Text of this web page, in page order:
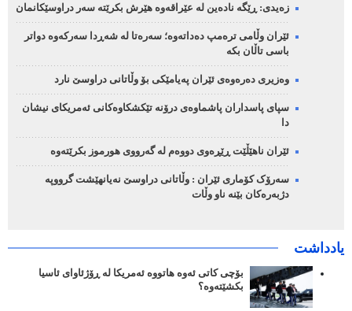
زەیدی: ڕێگە نادەین لە عێراقەوە هێرش بکرێتە سەر دراوسێکانمان
ئێران وڵامی ترەمپ دەداتەوە؛ سەرەتا لە شەڕدا سەرکەوە دواتر
باسی تاڵان بکە
وەزیری دەرەوەی ئێران پەیامێکی بۆ وڵاتانی دراوسێ نارد
سپای پاسداران پاشماوەی درۆنە تێکشکاوەکانی ئەمریکای نیشان
دا
ئێران ناهێڵێت ڕێڕەوی دووەم لە گەرووی هورموز بکرێتەوە
سەرۆک کۆماری ئێران : وڵاتانی دراوسێ نەیانهێشت گرووپە
دژبەرەکان بێنە ناو وڵات
یادداشت
بۆچی کاتی ئەوە هاتووە ئەمریکا لە ڕۆژئاوای ئاسیا
بکشێتەوە؟